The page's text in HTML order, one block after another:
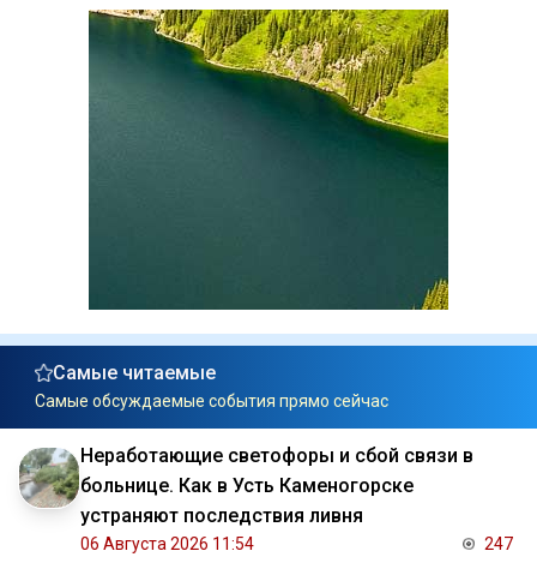
Самые читаемые
Самые обсуждаемые события прямо сейчас
Неработающие светофоры и сбой связи в
больнице. Как в Усть Каменогорске
устраняют последствия ливня
06 Августа 2026 11:54 247